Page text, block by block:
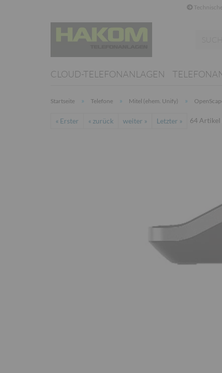
CLOUD-TELEFONANLAGEN
Startseite » Telefone » Mitel (ehem. Unify) »
« Erster « zurück weiter » Letzter » 64 Artikel